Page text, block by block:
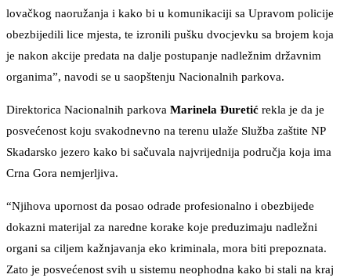
lovačkog naoružanja i kako bi u komunikaciji sa Upravom policije
obezbijedili lice mjesta, te izronili pušku dvocjevku sa brojem koja
je nakon akcije predata na dalje postupanje nadležnim državnim
organima”, navodi se u saopštenju Nacionalnih parkova.
Direktorica Nacionalnih parkova Marinela Đuretić rekla je da je
posvećenost koju svakodnevno na terenu ulaže Služba zaštite NP
Skadarsko jezero kako bi sačuvala najvrijednija područja koja ima
Crna Gora nemjerljiva.
“Njihova upornost da posao odrade profesionalno i obezbijede
dokazni materijal za naredne korake koje preduzimaju nadležni
organi sa ciljem kažnjavanja eko kriminala, mora biti prepoznata.
Zato je posvećenost svih u sistemu neophodna kako bi stali na kraj